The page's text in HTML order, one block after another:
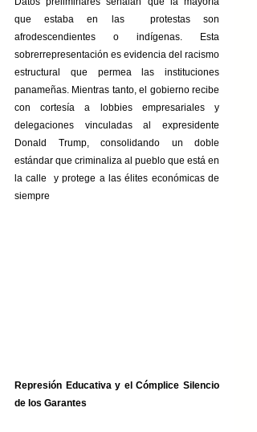
que estaba en las  protestas son
afrodescendientes o indígenas. Esta
sobrerrepresentación es evidencia del racismo
estructural que permea las instituciones
panameñas. Mientras tanto, el gobierno recibe
con cortesía a lobbies empresariales y
delegaciones vinculadas al expresidente
Donald Trump, consolidando un doble
estándar que criminaliza al pueblo que está en
la calle  y protege a las élites económicas de
siempre
Represión Educativa y el Cómplice Silencio
de los Garantes